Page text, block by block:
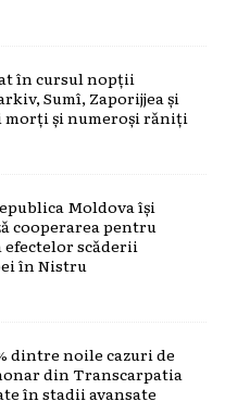
în cursul nopții
Sumî, Zaporijjea și
morți și numeroși răniți
Moldova își
cooperarea pentru
scăderii
în Nistru
dintre noile cazuri de
din Transcarpatia
în stadii avansate